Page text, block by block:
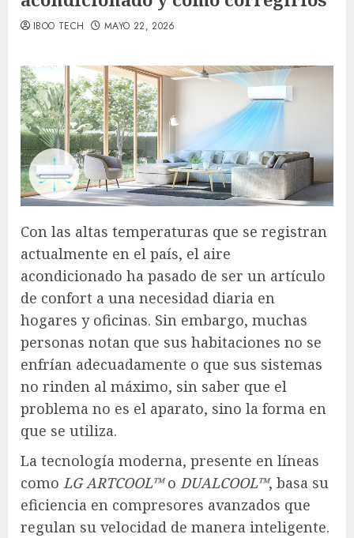
IBOO TECH MAYO 22, 2026
Con las altas temperaturas que se registran
actualmente en el país, el aire
acondicionado ha pasado de ser un artículo
de confort a una necesidad diaria en
hogares y oficinas. Sin embargo, muchas
personas notan que sus habitaciones no se
enfrían adecuadamente o que sus sistemas
no rinden al máximo, sin saber que el
problema no es el aparato, sino la forma en
que se utiliza.
La tecnología moderna, presente en líneas
como LG ARTCOOL™o DUALCOOL™, basa su
eficiencia en compresores avanzados que
regulan su velocidad de manera inteligente.